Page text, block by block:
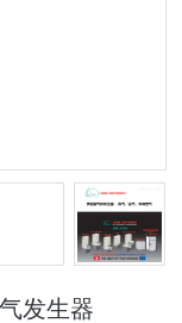
发生器